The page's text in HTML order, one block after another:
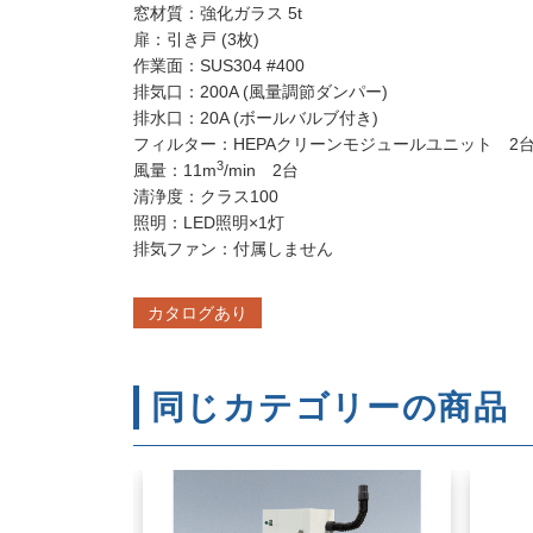
窓材質：強化ガラス 5t
扉：引き戸 (3枚)
作業面：SUS304 #400
排気口：200A (風量調節ダンパー)
排水口：20A (ボールバルブ付き)
フィルター：HEPAクリーンモジュールユニット 2
風量：11m3/min 2台
清浄度：クラス100
照明：LED照明×1灯
排気ファン：付属しません
カタログあり
同じカテゴリーの商品